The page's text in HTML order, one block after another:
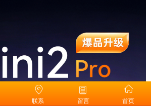
联系 留言 首页